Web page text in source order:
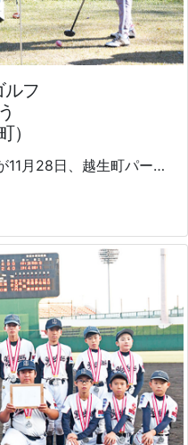
ルフ
）
第2回越生町パークゴルフ大会が11月28日、越生町パークゴルフ場で開催された。